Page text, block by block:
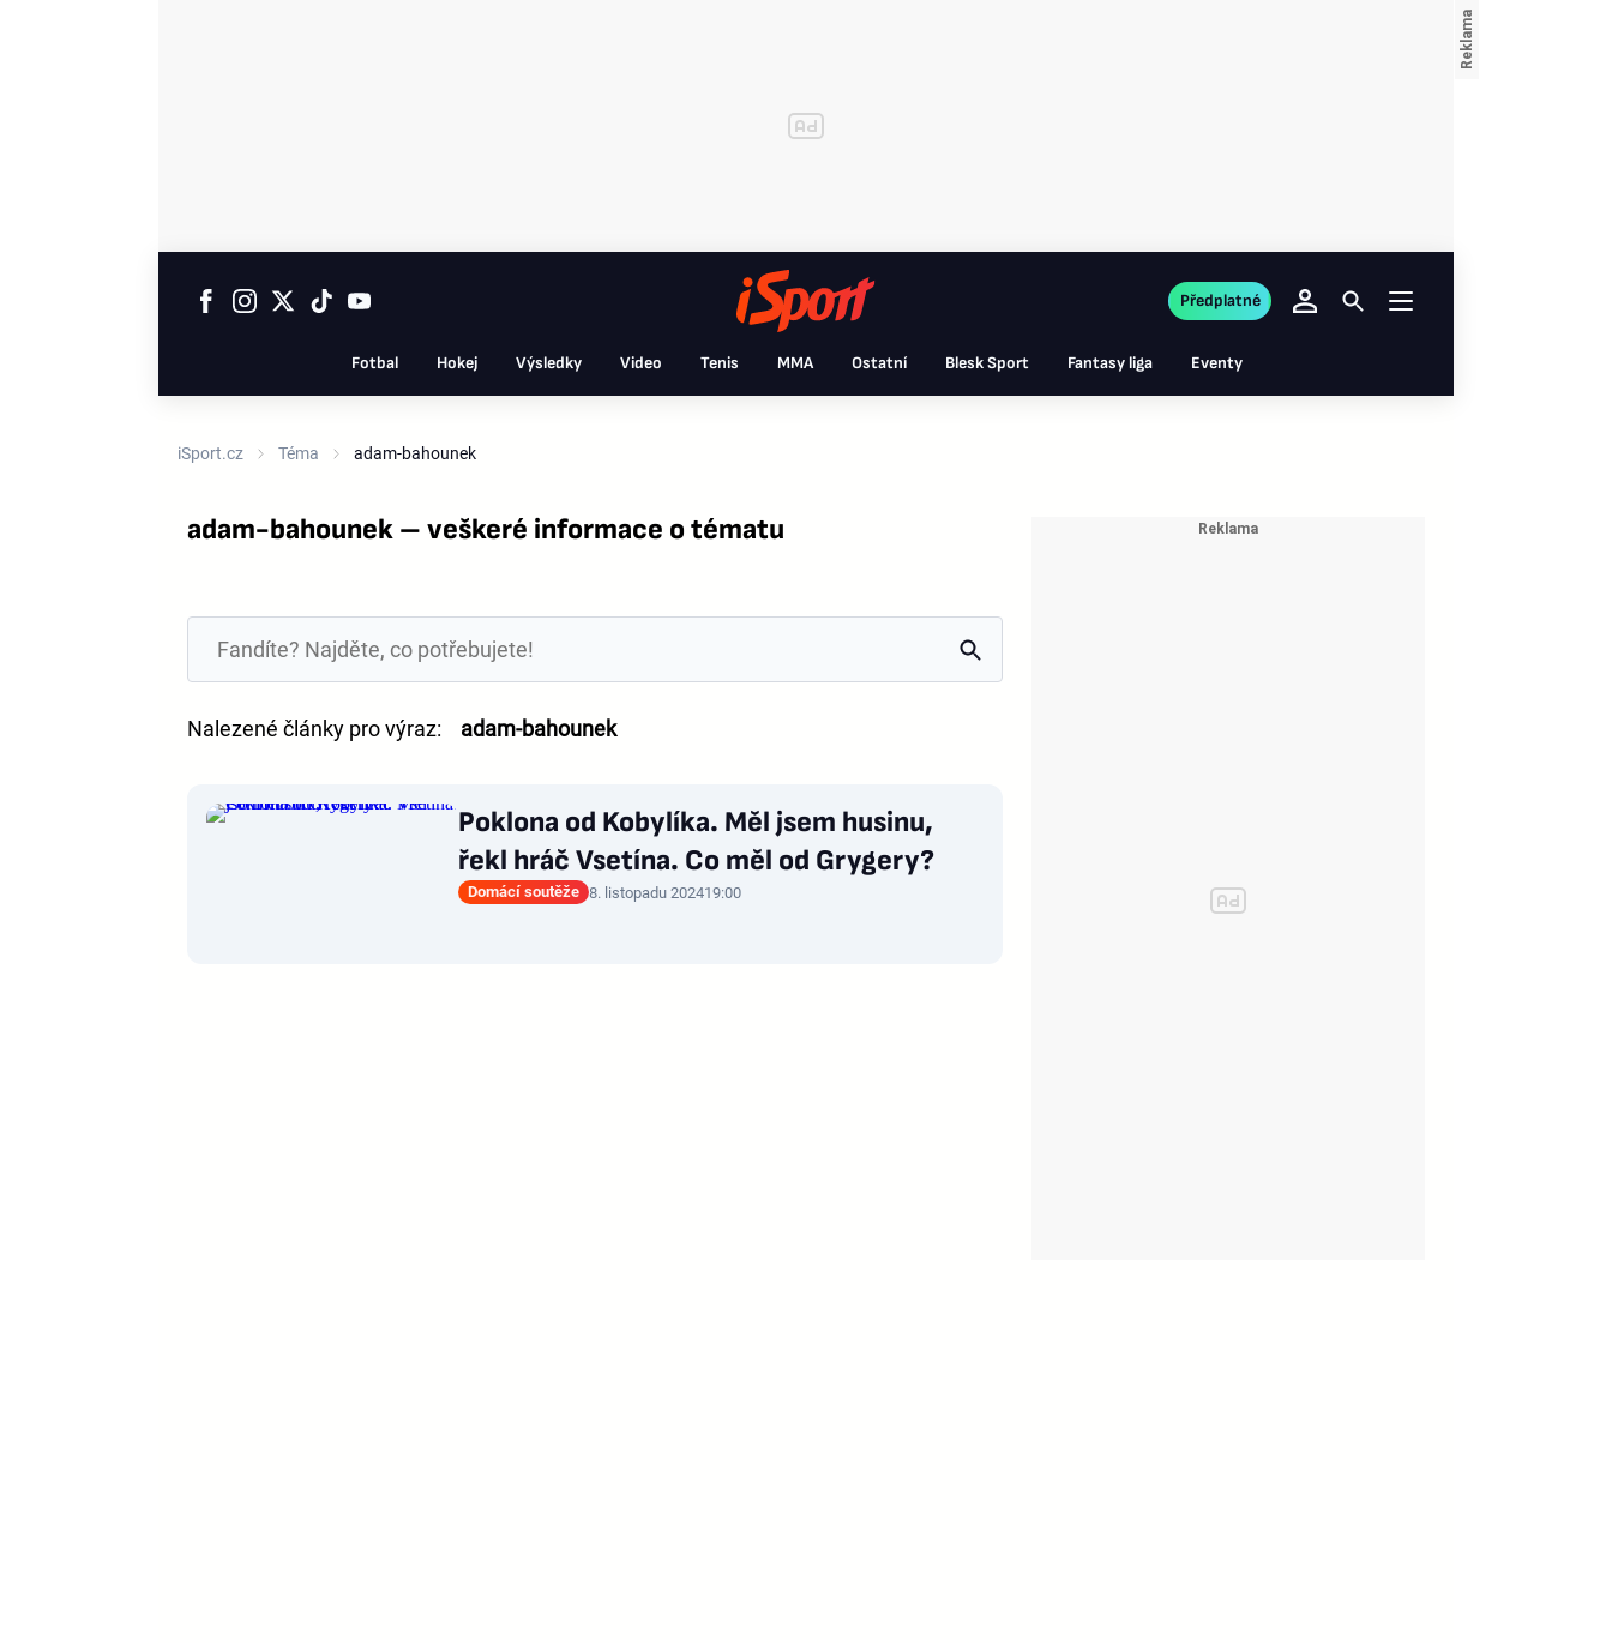
Fotbal Hokej Výsledky Video Tenis MMA Ostatní Blesk Sport Fantasy liga Eventy
Předplatné
iSport.cz Téma adam-bahounek
adam-bahounek – veškeré informace o tématu
Nalezené články pro výraz: adam-bahounek
Poklona od Kobylíka. Měl jsem husinu,
řekl hráč Vsetína. Co měl od Grygery?
Domácí soutěže 8. listopadu 202419:00